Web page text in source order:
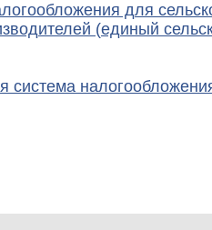
для
(единый
система